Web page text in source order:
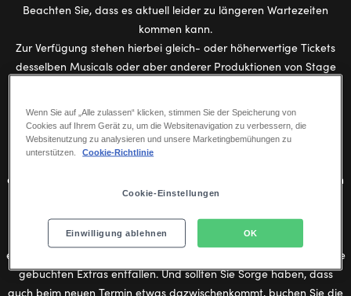
Beachten Sie, dass es aktuell leider zu längeren Wartezeiten
kommen kann.
Zur Verfügung stehen hierbei gleich- oder höherwertige Tickets
desselben Musicals oder aber anderer Produktionen von Stage
Umbuchung nur final abschließen können, wenn der Gesamtpreis
Ihrer neuen Tickets mindestens dem der ursprünglich bestellten
Tickets entspricht bzw. diesen übersteigt. Die FlexOption gewährt
außerdem die Umbuchungsmöglichkeit aller optional zugebuchten
Leistungen, wie etwa Backstage-Führungen oder kombinierte
Dinner-Pakete, sofern diese bei der gewünschten Veranstaltung
buchbar sind. Entsprechend können Sie Ihren Musicalbesuch
einfach an einem weniger stressigen Tag nachholen, ohne dass die
gebuchten Extras entfallen. Und sollten Sie Sorge haben, dass
auch beim neuen Termin etwas dazwischenkommt, buchen Sie die
Wenn Sie auf „Alle zulassen“ klicken, stimmen Sie der Speicherung von
Cookies auf Ihrem Gerät zu, um die Websitenavigation zu verbessern, die
Websitenutzung zu analysieren und unsere Marketingbemühungen zu
unterstützen.
Cookie-Richtlinie
Cookie-Einstellungen
Einwilligung ablehnen OK